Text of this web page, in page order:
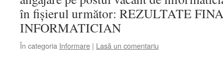
în fișierul următor: REZULTATE
INFORMATICIAN
În categoria Informare | Lasă un comentariu